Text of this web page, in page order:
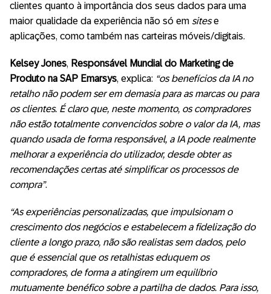
clientes quanto à importância dos seus dados para uma
maior qualidade da experiência não só em sitese
aplicações, como também nas carteiras móveis/digitais.
Kelsey Jones, Responsável Mundial do Marketing de
Produto na SAP Emarsys, explica: “os benefícios da IA no
retalho não podem ser em demasia para as marcas ou para
os clientes. É claro que, neste momento, os compradores
não estão totalmente convencidos sobre o valor da IA, mas
quando usada de forma responsável, a IA pode realmente
melhorar a experiência do utilizador, desde obter as
recomendações certas até simplificar os processos de
compra”.
“As experiências personalizadas, que impulsionam o
crescimento dos negócios e estabelecem a fidelização do
cliente a longo prazo, não são realistas sem dados, pelo
que é essencial que os retalhistas eduquem os
compradores, de forma a atingirem um equilíbrio
mutuamente benéfico sobre a partilha de dados. Para isso,